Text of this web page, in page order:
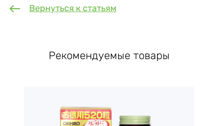
Вернуться к статьям
Рекомендуемые товары